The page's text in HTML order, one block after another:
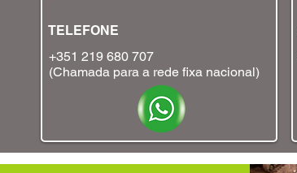
TELEFONE
+351 219 680 707
(Chamada para a rede fixa nacional)